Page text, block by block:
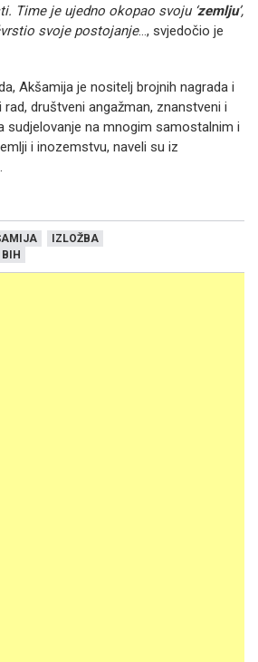
Time je ujedno okopao svoju ‘zemlju’,
svoje postojanje…, svjedočio je
Akšamija je nositelj brojnih nagrada i
društveni angažman, znanstveni i
sudjelovanje na mnogim samostalnim i
i inozemstvu, naveli su iz
IZLOŽBA